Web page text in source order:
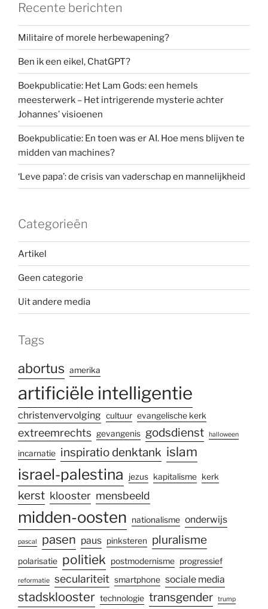
Recente berichten
Militaire of morele herbewapening?
Ben ik een eikel, ChatGPT?
Boekpublicatie: Het Lam Gods: een hemels
meesterwerk – Het intrigerende mysterie achter
Johannes’ visioenen
Boekpublicatie: En toen was er AI. Hoe mens blijven te
midden van machines?
‘Leve papa’: de crisis van vaderschap en mannelijkheid
Categorieën
Artikel
Geen categorie
Uit andere media
Tags
abortus amerika
artificiële intelligentie
christenvervolging cultuur evangelische kerk
extreemrechts gevangenis godsdienst halloween
incarnatie inspiratio denktank islam
israel-palestina jezus kapitalisme kerk
kerst klooster mensbeeld
midden-oosten nationalisme onderwijs
pascal pasen paus pinksteren pluralisme
polarisatie politiek postmodernisme progressief
reformatie seculariteit smartphone sociale media
stadsklooster technologie transgender trump